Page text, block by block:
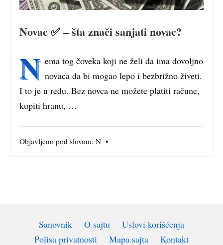
Novac ✅ – šta znači sanjati novac?
N ema tog čoveka koji ne želi da ima dovoljno
novaca da bi mogao lepo i bezbrižno živeti.
I to je u redu. Bez novca ne možete platiti račune,
kupiti hranu, …
Objavljeno pod slovom: N •
Sanovnik O sajtu
Uslovi korišćenja
Polisa privatnosti
Mapa sajta Kontakt